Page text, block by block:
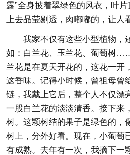
露”全身披着翠绿色的风衣，叶
上去晶莹剔透，肉嘟嘟的，让人
我家不仅有这些小型植物，
如：白兰花、玉兰花、葡萄树
兰花是在夏天开花的，这花一开
这香味。记得小时候，曾祖母曾
链，我戴上它后，整个人不仅漂
一股白兰花的淡淡清香。接下来
树。这颗树结的果子是绿色的，
树上，分外好看。现在，小葡萄
有成熟。去年有一次，我摘下一